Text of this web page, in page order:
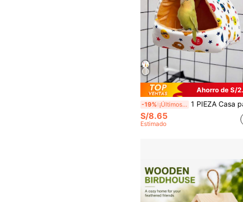
Ahorro de S/
-19% ¡Últimos 3 días 1 PIEZA Casa para pájaros tipo nido de loro de 4 estaciones, diseño cómodo y duradero, hecha de materiales de alta calidad, espacio interior amplio para loros,
S/8.65
Estimado